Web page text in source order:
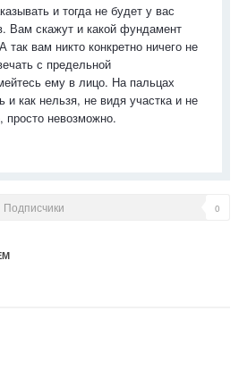
и тогда не будет у вас
Вам скажут и какой фундамент
вам никто конкретно ничего не
с предельной
ему в лицо. На пальцах
и как нельзя, не видя участка и не
просто невозможно.
Подписчики 0